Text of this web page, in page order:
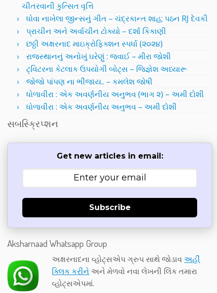
ચીતરવાની કુત્સિત વૃત્તિ
ધોવા નાખેલા જીન્સનું ગીત – ચંદ્રકાન્ત શાહ; પઠન RJ દેવકી
પ્રાચીન અને અર્વાચીન ટોક્યો – દર્શા કિકાણી
છઠ્ઠી અક્ષરનાદ માઇક્રોફિક્શન સ્પર્ધા (૨૦૨૪)
રાજસ્થાનનું અનોખું ઘરેણું : જવાઈ – મીરા જોશી
ટ્વિટરના કેટલાક ઉપયોગી બોટ્સ – જિજ્ઞેશ અધ્યારૂ
જોજો પાંપણ ના ભીંજાય.. – કમલેશ જોષી
ધોળાવીરા : એક અવર્ણનીય અનુભવ (ભાગ ૨) – અમી દોશી
ધોળાવીરા : એક અવર્ણનીય અનુભવ – અમી દોશી
સબસ્ક્રિપ્શન
Get new articles in email:
Subscribe
Aksharnaad Whatsapp Group
અક્ષરનાદના વ્હોટ્સએપ ગ્રુપ સાથે જોડાવઅહીં
ક્લિક કરીને અને મેળવો નવા લેખની લિંક તમારા
વ્હોટ્સએપમાં.